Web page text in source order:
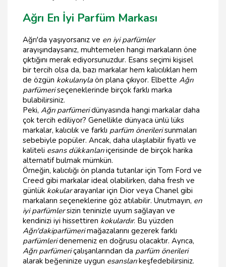
Ağrı En İyi Parfüm Markası
Ağrı'da yaşıyorsanız ve en iyi parfümler
arayışındaysanız, muhtemelen hangi markaların öne
çıktığını merak ediyorsunuzdur. Esans seçimi kişisel
bir tercih olsa da, bazı markalar hem kalıcılıkları hem
de özgün kokularıylaön plana çıkıyor. Elbette Ağrı
parfümeriseçeneklerinde birçok farklı marka
bulabilirsiniz.
Peki, Ağrı parfümeridünyasında hangi markalar daha
çok tercih ediliyor? Genellikle dünyaca ünlü lüks
markalar, kalıcılık ve farklı parfüm önerilerisunmaları
sebebiyle popüler. Ancak, daha ulaşılabilir fiyatlı ve
kaliteli esans dükkanlarıiçerisinde de birçok harika
alternatif bulmak mümkün.
Örneğin, kalıcılığı ön planda tutanlar için Tom Ford ve
Creed gibi markalar ideal olabilirken, daha fresh ve
günlük kokulararayanlar için Dior veya Chanel gibi
markaların seçeneklerine göz atılabilir. Unutmayın, en
iyi parfümlersizin teninizle uyum sağlayan ve
kendinizi iyi hissettiren kokulardır. Bu yüzden
Ağrı'dakiparfümerimağazalarını gezerek farklı
parfümleridenemeniz en doğrusu olacaktır. Ayrıca,
Ağrı parfümeriçalışanlarından da parfüm önerileri
alarak beğeninize uygun esanslarıkeşfedebilirsiniz.